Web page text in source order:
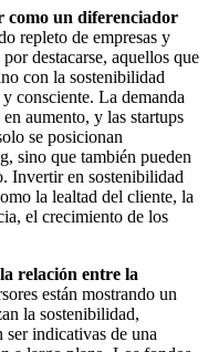
como un diferenciador
repleto de empresas y
destacarse, aquellos que
con la sostenibilidad
consciente. La demanda
aumento, y las startups
se posicionan
sino que también pueden
Invertir en sostenibilidad
la lealtad del cliente, la
el crecimiento de los
la relación entre la
están mostrando un
la sostenibilidad,
ser indicativas de una